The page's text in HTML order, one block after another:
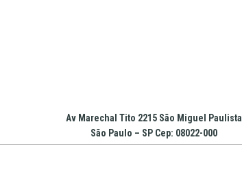
Av Marechal Tito 2215 São Miguel Paulista
São Paulo – SP Cep: 08022-000